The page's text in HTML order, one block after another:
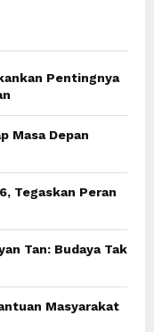
R
Pentingnya
Masa Depan
Tegaskan Peran
Tan: Budaya Tak
Masyarakat